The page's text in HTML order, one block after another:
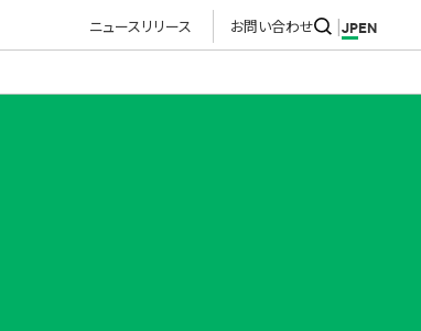
ニュースリリース お問い合わせ JPEN